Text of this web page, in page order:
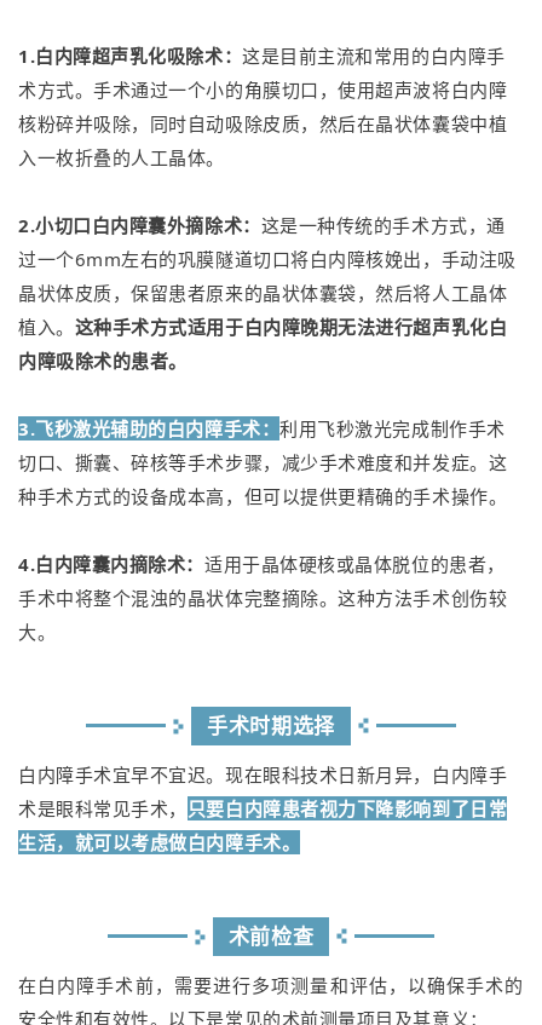
1.白内障超声乳化吸除术：这是目前主流和常用的白内障手
术方式。手术通过一个小的角膜切口，使用超声波将白内障
核粉碎并吸除，同时自动吸除皮质，然后在晶状体囊袋中植
入一枚折叠的人工晶体。
2.小切口白内障囊外摘除术： 这是一种传统的手术方式，通
过一个6mm左右的巩膜隧道切口将白内障核娩出，手动注吸
晶状体皮质，保留患者原来的晶状体囊袋，然后将人工晶体
植入。 这种手术方式适用于白内障晚期无法进行超声乳化白
内障吸除术的患者。
3.飞秒激光辅助的白内障手术：利用飞秒激光完成制作手术
切口、撕囊、碎核等手术步骤，减少手术难度和并发症。这
种手术方式的设备成本高，但可以提供更精确的手术操作。
4.白内障囊内摘除术： 适用于晶体硬核或晶体脱位的患者，
手术中将整个混浊的晶状体完整摘除。这种方法手术创伤较
大。
手术时期选择
白内障手术宜早不宜迟。现在眼科技术日新月异，白内障手
术是眼科常见手术，
只要白内障患者视力下降影响到了日常
生活，就可以考虑做白内障手术。
术前检查
在白内障手术前，需要进行多项测量和评估，以确保手术的
安全性和有效性。以下是常见的术前测量项目及其意义：